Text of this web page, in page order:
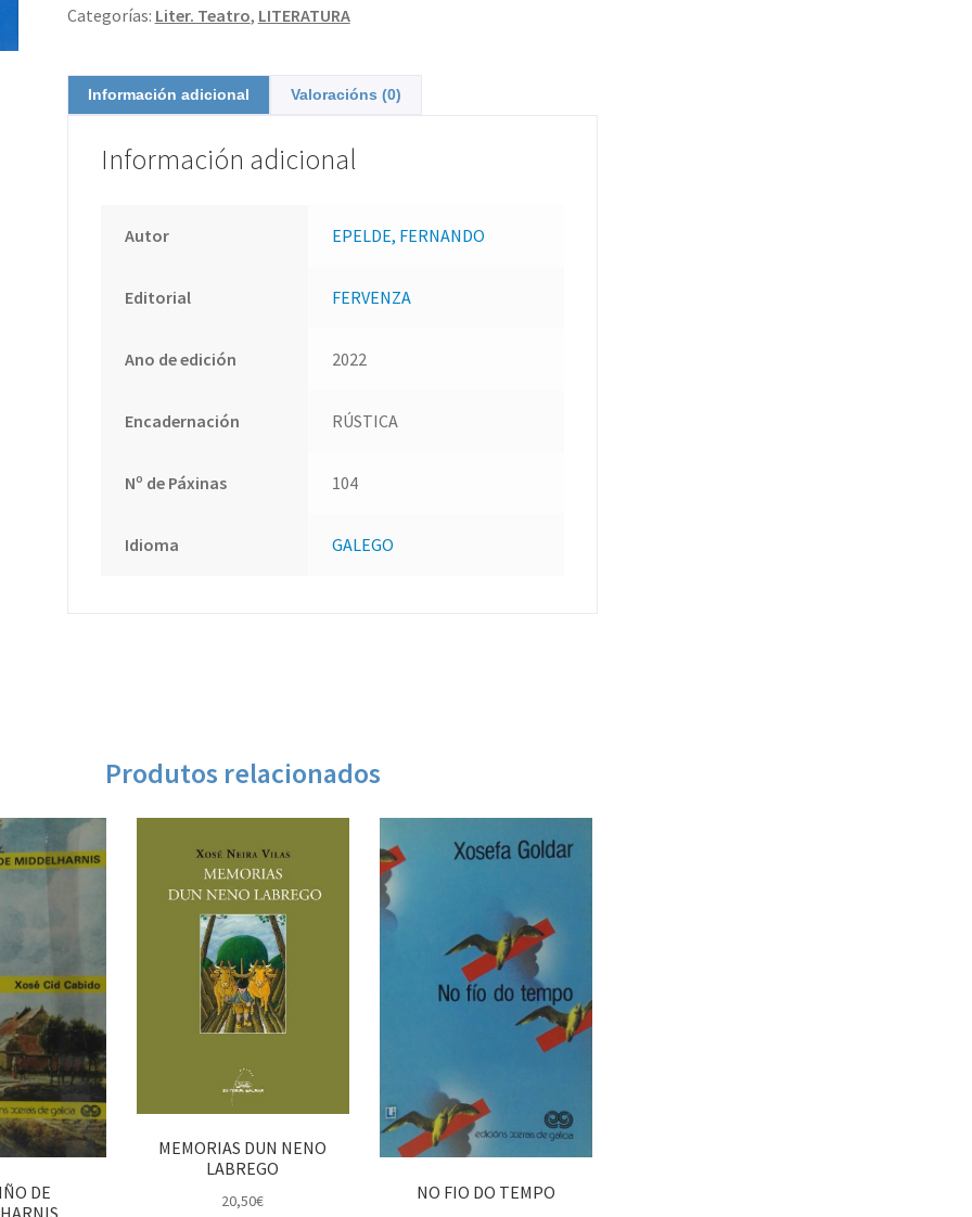
Categorías: Liter. Teatro, LITERATURA
Información adicional Valoracións (0)
Información adicional
Autor EPELDE, FERNANDO
Editorial FERVENZA
Ano de edición 2022
Encadernación RÚSTICA
Nº de Páxinas 104
Idioma GALEGO
Produtos relacionados
DE
MEMORIAS DUN NENO
LABREGO
20,50€ NO FIO DO TEMPO